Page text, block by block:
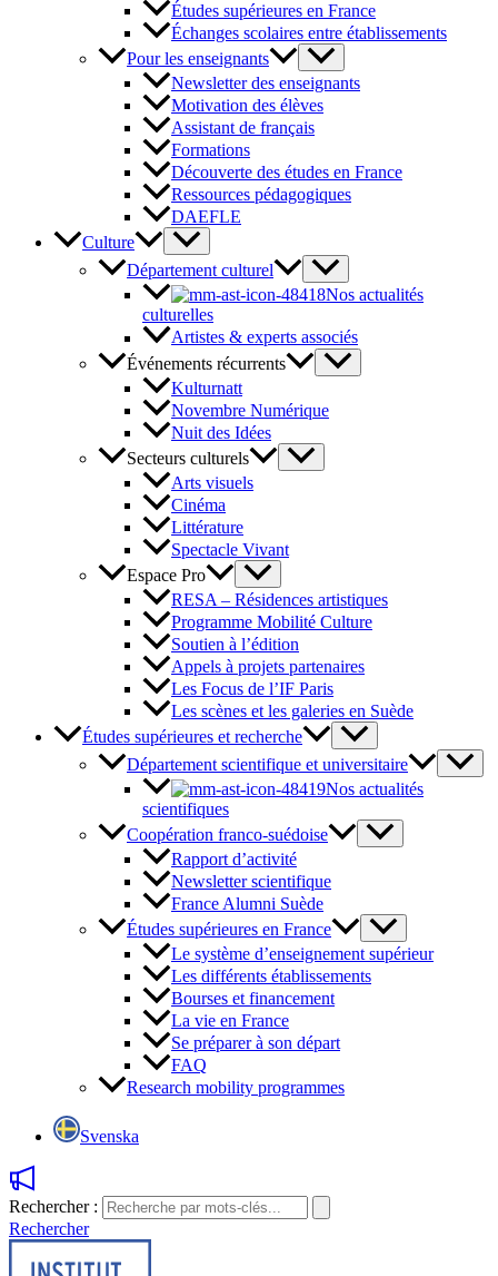
Études supérieures en France
Échanges scolaires entre établissements
Pour les enseignants
Newsletter des enseignants
Motivation des élèves
Assistant de français
Formations
Découverte des études en France
Ressources pédagogiques
DAEFLE
Culture
Département culturel
Nos actualités
culturelles
Artistes & experts associés
Événements récurrents
Kulturnatt
Novembre Numérique
Nuit des Idées
Secteurs culturels
Arts visuels
Cinéma
Littérature
Spectacle Vivant
Espace Pro
RESA – Résidences artistiques
Programme Mobilité Culture
Soutien à l’édition
Appels à projets partenaires
Les Focus de l’IF Paris
Les scènes et les galeries en Suède
Études supérieures et recherche
Département scientifique et universitaire
Nos actualités
scientifiques
Coopération franco-suédoise
Rapport d’activité
Newsletter scientifique
France Alumni Suède
Études supérieures en France
Le système d’enseignement supérieur
Les différents établissements
Bourses et financement
La vie en France
Se préparer à son départ
FAQ
Research mobility programmes
Svenska
Rechercher :
Rechercher